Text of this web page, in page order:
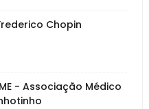
Chopin
- Associação Médico